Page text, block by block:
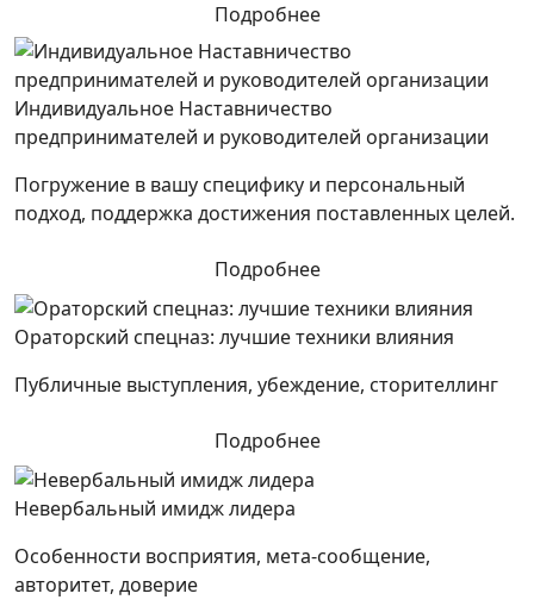
Подробнее
Индивидуальное Наставничество
предпринимателей и руководителей организации
Погружение в вашу специфику и персональный
подход, поддержка достижения поставленных целей.
Подробнее
Ораторский спецназ: лучшие техники влияния
Публичные выступления, убеждение, сторителлинг
Подробнее
Невербальный имидж лидера
Особенности восприятия, мета-сообщение,
авторитет, доверие